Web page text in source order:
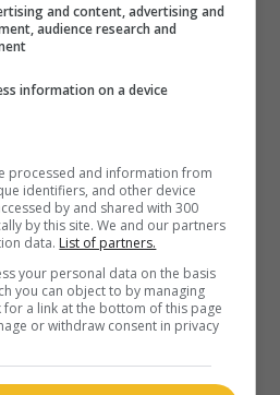
une famille tombe sous l'emprise
des esprits maléfiques.
sur mes écrans
premier regard
de Virginia Abramovich
Robin Dunne,Kyana Teresa. Pour
site de rencontres en ligne à
jeune femme fait appel à un
and content, advertising and
audience research and
information on a device
processed and information from
identifiers, and other device
by and shared with 300
by this site. We and our partners
data. List of partners.
your personal data on the basis
you can object to by managing
a link at the bottom of this page
or withdraw consent in privacy